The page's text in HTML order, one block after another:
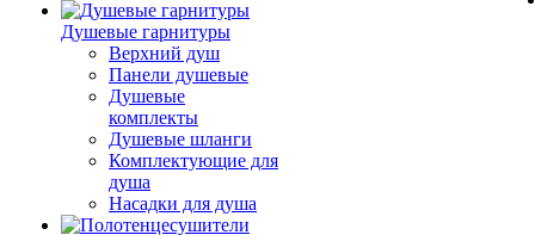
Душевые гарнитуры
Верхний душ
Панели душевые
Душевые
комплекты
Душевые шланги
Комплектующие для
душа
Насадки для душа